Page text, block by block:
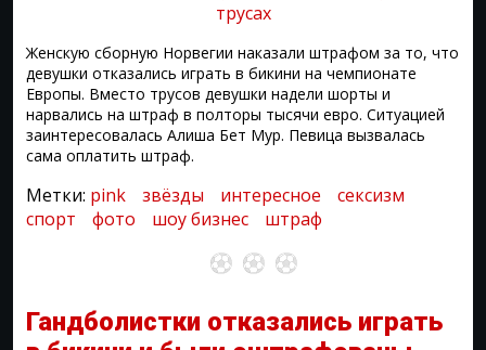
Женскую сборную Норвегии наказали штрафом за то, что
девушки отказались играть в бикини на чемпионате
Европы. Вместо трусов девушки надели шорты и
нарвались на штраф в полторы тысячи евро. Ситуацией
заинтересовалась Алиша Бет Мур. Певица вызвалась
сама оплатить штраф.
Метки: pink звёзды интересное
сексизм
спорт
фото шоу бизнес штраф
Гандболистки отказались играть